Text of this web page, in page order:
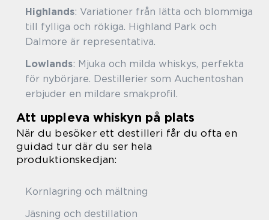
Highlands: Variationer från lätta och blommiga
till fylliga och rökiga. Highland Park och
Dalmore är representativa.
Lowlands: Mjuka och milda whiskys, perfekta
för nybörjare. Destillerier som Auchentoshan
erbjuder en mildare smakprofil.
Att uppleva whiskyn på plats
När du besöker ett destilleri får du ofta en
guidad tur där du ser hela
produktionskedjan:
Kornlagring och mältning
Jäsning och destillation